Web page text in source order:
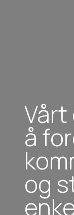
å
og